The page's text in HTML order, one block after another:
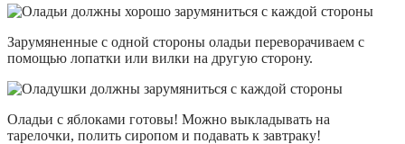
Зарумяненные с одной стороны оладьи переворачиваем с
помощью лопатки или вилки на другую сторону.
Оладьи с яблоками готовы! Можно выкладывать на
тарелочки, полить сиропом и подавать к завтраку!